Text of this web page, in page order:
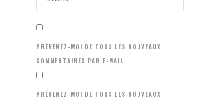
PRÉVENEZ-MOI DE TOUS LES NOUVEAUX
COMMENTAIRES PAR E-MAIL.
PRÉVENEZ-MOI DE TOUS LES NOUVEAUX